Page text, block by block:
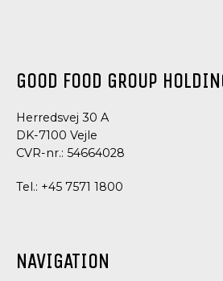
GOOD FOOD GROUP
Herredsvej 30 A
DK-7100 Vejle
CVR-nr.: 54664028
Tel.: +45 7571 1800
NAVIGATION